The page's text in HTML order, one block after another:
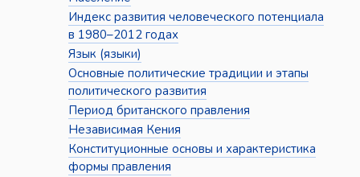
Индекс развития человеческого потенциала
в 1980–2012 годах
Язык (языки)
Основные политические традиции и этапы
политического развития
Период британского правления
Независимая Кения
Конституционные основы и характеристика
формы правления